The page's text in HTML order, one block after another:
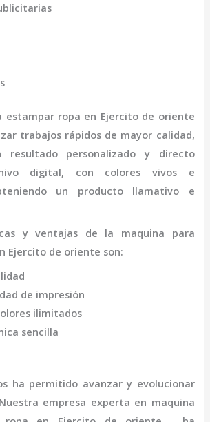
estampar ropa en Ejercito de oriente
trabajos rápidos de mayor calidad,
resultado personalizado y directo
digital, con colores vivos e
un producto llamativo e
y ventajas de la maquina para
Ejercito de oriente son:
de impresión
ilimitados
sencilla
ha permitido avanzar y evolucionar
empresa experta en maquina